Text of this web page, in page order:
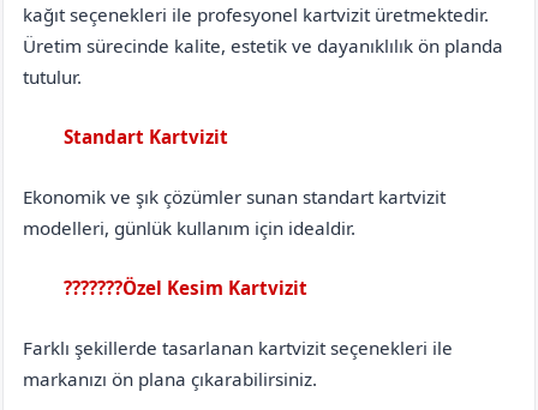
kağıt seçenekleri ile profesyonel kartvizit üretmektedir.
Üretim sürecinde kalite, estetik ve dayanıklılık ön planda
tutulur.
Standart Kartvizit
Ekonomik ve şık çözümler sunan standart kartvizit
modelleri, günlük kullanım için idealdir.
???????Özel Kesim Kartvizit
Farklı şekillerde tasarlanan kartvizit seçenekleri ile
markanızı ön plana çıkarabilirsiniz.